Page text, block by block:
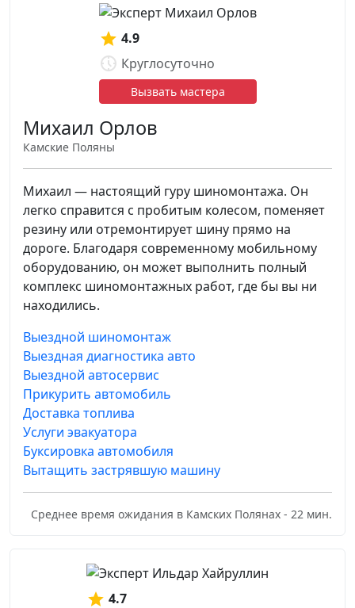
4.9
Круглосуточно
Вызвать мастера
Михаил Орлов
Камские Поляны
Михаил — настоящий гуру шиномонтажа. Он
легко справится с пробитым колесом, поменяет
резину или отремонтирует шину прямо на
дороге. Благодаря современному мобильному
оборудованию, он может выполнить полный
комплекс шиномонтажных работ, где бы вы ни
находились.
Выездной шиномонтаж
Выездная диагностика авто
Выездной автосервис
Прикурить автомобиль
Доставка топлива
Услуги эвакуатора
Буксировка автомобиля
Вытащить застрявшую машину
Среднее время ожидания в Камских Полянах - 22 мин.
4.7